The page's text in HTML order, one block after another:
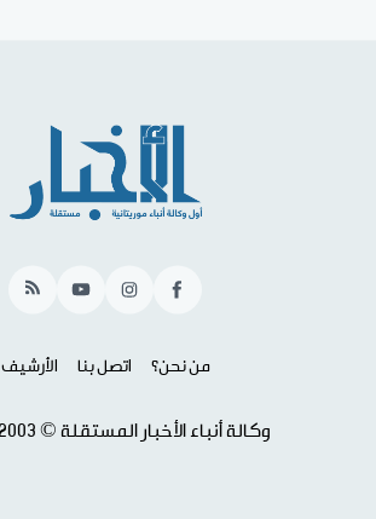
Facebook
Instagram
YouTube
RSS
من نحن؟ اتصل بنا الأرشيف
وكالة أنباء الأخبار المستقلة © 2003 - 2026